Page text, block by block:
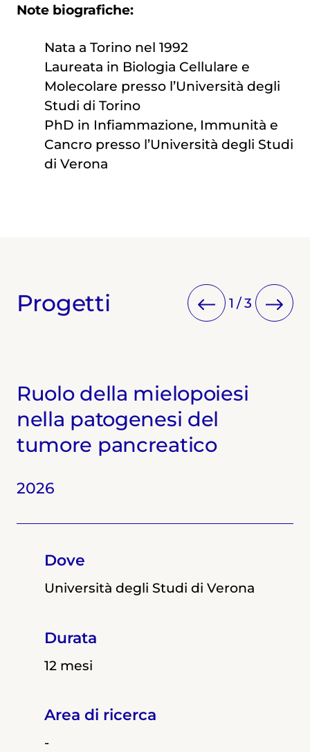
Note biografiche:
Nata a Torino nel 1992
Laureata in Biologia Cellulare e
Molecolare presso l’Università degli
Studi di Torino
PhD in Infiammazione, Immunità e
Cancro presso l’Università degli Studi
di Verona
Progetti 1 /3
Ruolo della mielopoiesi
nella patogenesi del
tumore pancreatico
2026
Dove
Università degli Studi di Verona
Durata
12 mesi
Area di ricerca
-
2025
Dove
Università degli Studi di Verona
Durata
12 mesi
Area di ricerca
Non definito
2024
Dove
Università degli Studi di Verona
Durata
12 mesi
Area di ricerca
Non definito